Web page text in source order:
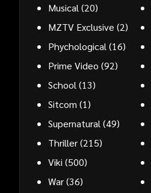
Musical(20)
MZTV Exclusive (2)
Phychological(16)
Prime Video (92)
School(13)
Sitcom (1)
Supernatural(49)
Thriller(215)
Viki (500)
War(36)